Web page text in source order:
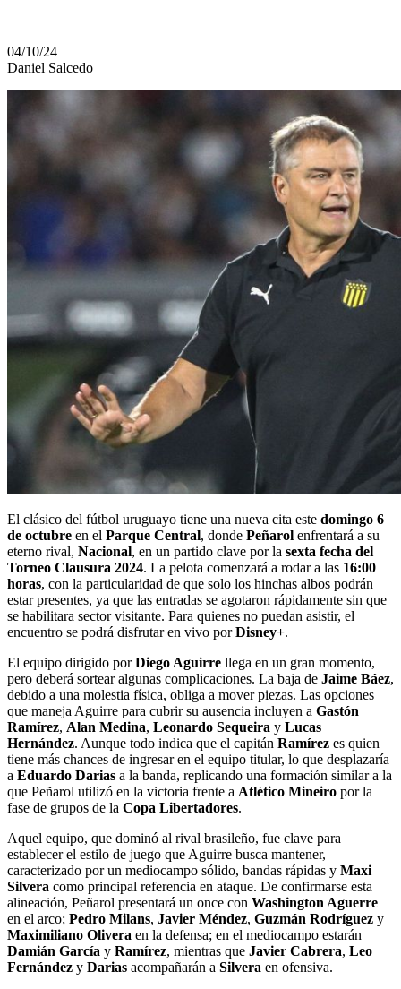
04/10/24
Daniel Salcedo
El clásico del fútbol uruguayo tiene una nueva cita este domingo 6
de octubre en el Parque Central, donde Peñarol enfrentará a su
eterno rival, Nacional, en un partido clave por la sexta fecha del
Torneo Clausura 2024. La pelota comenzará a rodar a las 16:00
horas, con la particularidad de que solo los hinchas albos podrán
estar presentes, ya que las entradas se agotaron rápidamente sin que
se habilitara sector visitante. Para quienes no puedan asistir, el
encuentro se podrá disfrutar en vivo porDisney+.
El equipo dirigido porDiego Aguirre llega en un gran momento,
pero deberá sortear algunas complicaciones. La baja de Jaime Báez,
debido a una molestia física, obliga a mover piezas. Las opciones
que maneja Aguirre para cubrir su ausencia incluyen a Gastón
Ramírez, Alan Medina, Leonardo Sequeira y Lucas
Hernández. Aunque todo indica que el capitán Ramírez es quien
tiene más chances de ingresar en el equipo titular, lo que desplazaría
a Eduardo Darias a la banda, replicando una formación similar a la
que Peñarol utilizó en la victoria frente a Atlético Mineiro por la
fase de grupos de la Copa Libertadores.
Aquel equipo, que dominó al rival brasileño, fue clave para
establecer el estilo de juego que Aguirre busca mantener,
caracterizado por un mediocampo sólido, bandas rápidas y Maxi
Silvera como principal referencia en ataque. De confirmarse esta
alineación, Peñarol presentará un once con Washington Aguerre
en el arco; Pedro Milans, Javier Méndez, Guzmán Rodríguez y
Maximiliano Olivera en la defensa; en el mediocampo estarán
Damián García y Ramírez, mientras que Javier Cabrera, Leo
Fernández y Darias acompañarán a Silvera en ofensiva.